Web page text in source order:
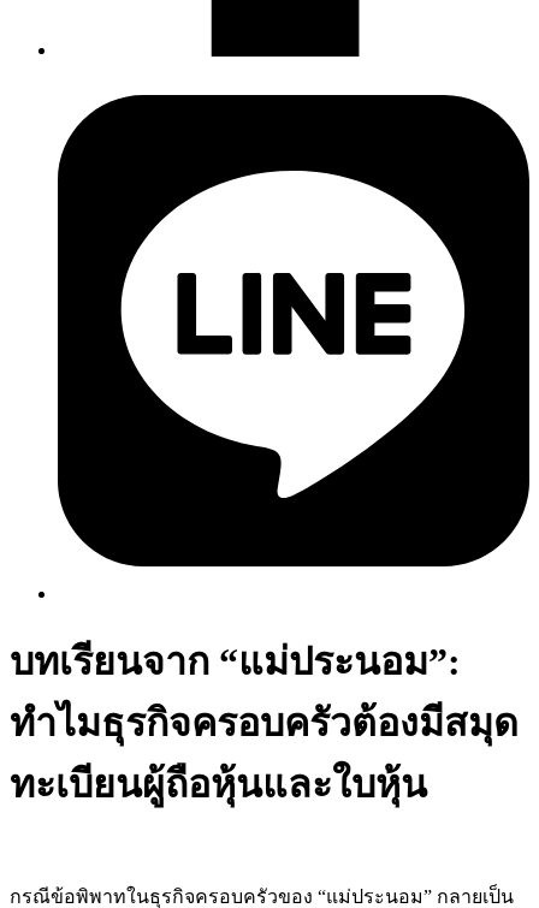
บทเรียนจาก “แม่ประนอม”:
ทำไมธุรกิจครอบครัวต้องมีสมุด
ทะเบียนผู้ถือหุ้นและใบหุ้น
กรณีข้อพิพาทในธุรกิจครอบครัวของ “แม่ประนอม” กลายเป็น